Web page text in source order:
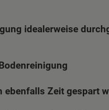
idealerweise
Zeit gespart